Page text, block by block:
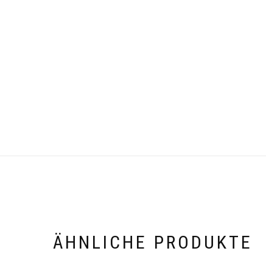
ÄHNLICHE PRODUKTE